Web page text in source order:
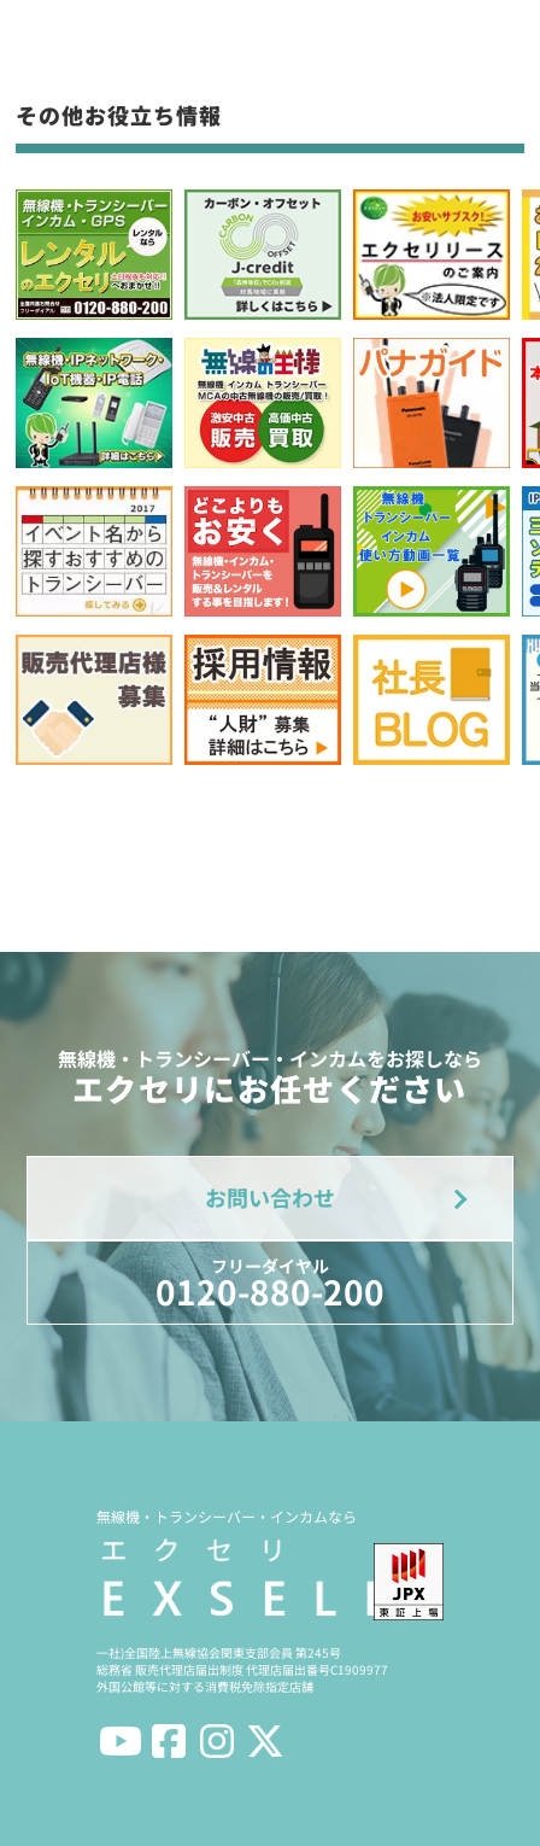
フリーワード入力(製品名等)
選択条件をリセット
その他お役立ち情報
無線機・トランシーバー・インカムをお探しなら
エクセリにお任せください
お問い合わせ
フリーダイヤル
0120-880-200
無線機・トランシーバー・インカムなら
一社)全国陸上無線協会関東支部会員 第245号
総務省 販売代理店届出制度 代理店届出番号C1909977
外国公館等に対する消費税免除指定店舗